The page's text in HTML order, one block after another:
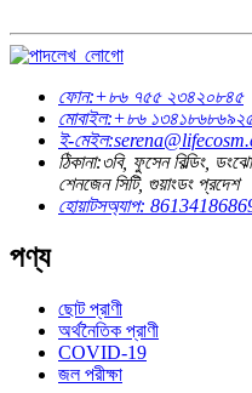
ফোন:+৮৬ ৭৫৫ ২৩৪২০৮৪৫
মোবাইল:+৮৬
ই-মেইল:
ঠিকানা:৩বি, ফুসেন বিল্ডিং,
শেনজেন সিটি, গুয়াংডং প্রদেশ
হোয়াটসঅ্যাপ:
পণ্য
ছোট প্রাণী
অর্থনৈতিক প্রাণী
COVID-19
জল পরীক্ষা